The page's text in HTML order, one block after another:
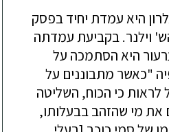
היא עמדת יחיד בפסק
וילנר. בקביעת עמדתה
היא הסתמכה על
"כאשר מתבוננים על
כי הכוח, השליטה
את מי שהזהב בבעלותו,